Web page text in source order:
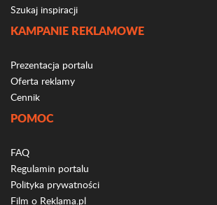
Szukaj inspiracji
KAMPANIE REKLAMOWE
Prezentacja portalu
Oferta reklamy
Cennik
POMOC
FAQ
Regulamin portalu
Polityka prywatności
Film o Reklama.pl